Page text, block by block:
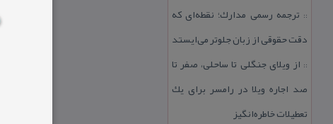
:: ترجمه رسمی مدارك؛ نقطه‌ای كه
دقت حقوقی از زبان جلوتر می‌ایستد
:: از ویلای جنگلی تا ساحلی، صفر تا
صد اجاره ویلا در رامسر برای یك
تعطیلات خاطره‌انگیز